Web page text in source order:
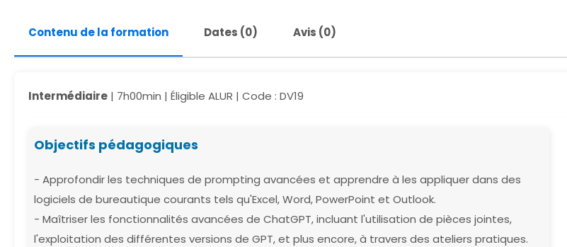
Contenu de la formation Dates (0) Avis (0)
Intermédiaire | 7h00min | Éligible ALUR | Code : DV19
Objectifs pédagogiques
- Approfondir les techniques de prompting avancées et apprendre à les appliquer dans des
logiciels de bureautique courants tels qu'Excel, Word, PowerPoint et Outlook.
- Maîtriser les fonctionnalités avancées de ChatGPT, incluant l'utilisation de pièces jointes,
l'exploitation des différentes versions de GPT, et plus encore, à travers des ateliers pratiques.